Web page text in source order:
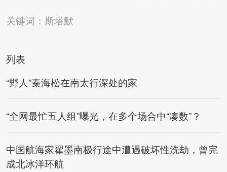
关键词：斯塔默
列表
“野人”秦海松在南太行深处的家
“全网最忙五人组”曝光，在多个场合中“凑数”？
中国航海家翟墨南极行途中遭遇破坏性洗劫，曾完
成北冰洋环航